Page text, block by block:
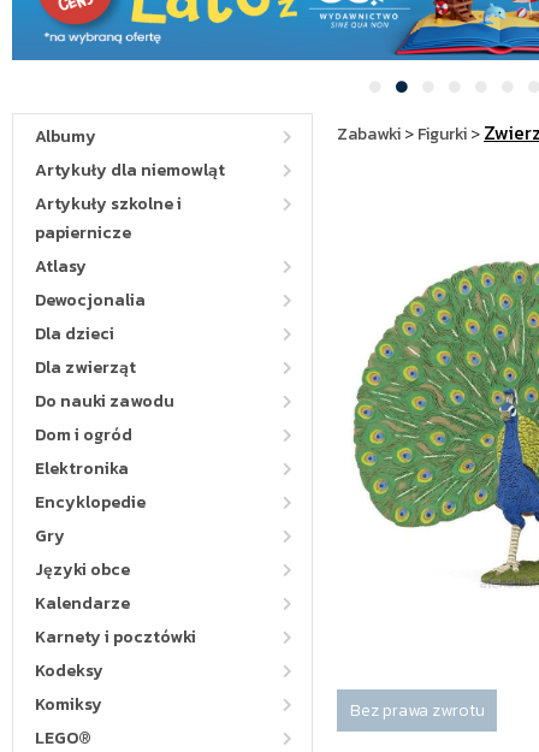
Albumy
Artykuły dla niemowląt
Artykuły szkolne i
papiernicze
Atlasy
Dewocjonalia
Dla dzieci
Dla zwierząt
Do nauki zawodu
Dom i ogród
Elektronika
Encyklopedie
Gry
Języki obce
Kalendarze
Karnety i pocztówki
Kodeksy
Komiksy
LEGO®
Zabawki>Figurki>
Bez prawa zwrotu